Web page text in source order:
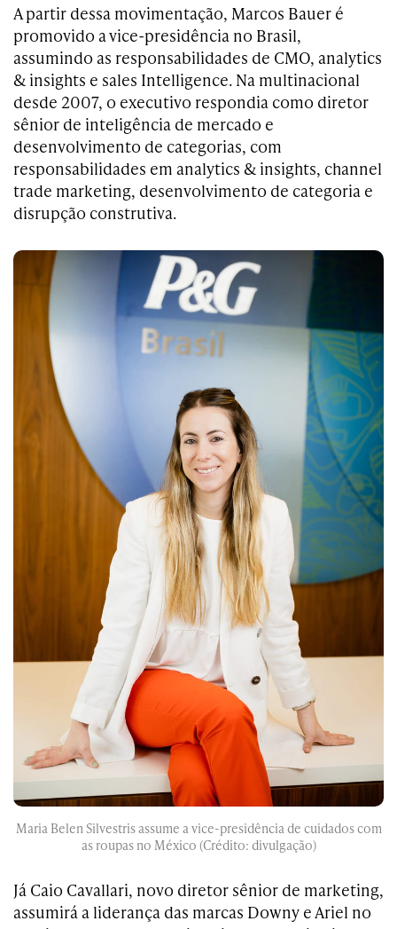
A partir dessa movimentação, Marcos Bauer é
promovido a vice-presidência no Brasil,
assumindo as responsabilidades de CMO, analytics
& insights e sales Intelligence. Na multinacional
desde 2007, o executivo respondia como diretor
sênior de inteligência de mercado e
desenvolvimento de categorias, com
responsabilidades em analytics & insights, channel
trade marketing, desenvolvimento de categoria e
disrupção construtiva.
Maria Belen Silvestris assume a vice-presidência de cuidados com
as roupas no México (Crédito: divulgação)
Já Caio Cavallari, novo diretor sênior de marketing,
assumirá a liderança das marcas Downy e Ariel no